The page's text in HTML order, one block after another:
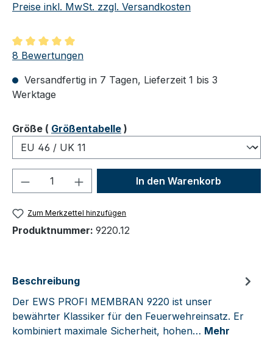
Preise inkl. MwSt. zzgl. Versandkosten
Durchschnittliche Bewertung von 5 von 5 Sternen
8 Bewertungen
Versandfertig in 7 Tagen, Lieferzeit 1 bis 3
Werktage
Größeauswählen
( Größentabelle )
Produkt Anzahl: Gib denIn den Warenkorb
Zum Merkzettel hinzufügen
Produktnummer: 9220.12
Beschreibung
Der EWS PROFI MEMBRAN 9220 ist unser
bewährter Klassiker für den Feuerwehreinsatz. Er
kombiniert maximale Sicherheit, hohen… Mehr